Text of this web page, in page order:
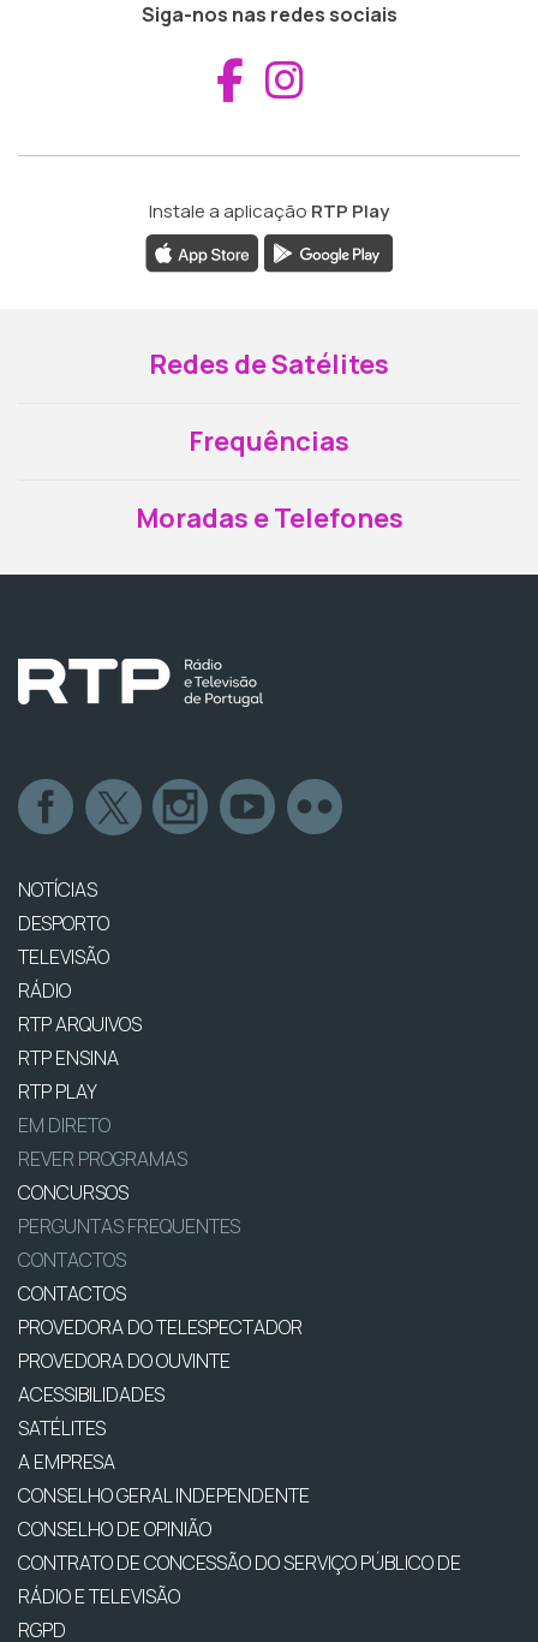
Siga-nos nas redes sociais
Aceder ao
Instale a aplicação RTP Play
Redes de Satélites
Frequências
Moradas e Telefones
NOTÍCIAS
DESPORTO
TELEVISÃO
RÁDIO
RTP ARQUIVOS
RTP ENSINA
RTP PLAY
EM DIRETO
REVER PROGRAMAS
CONCURSOS
PERGUNTAS FREQUENTES
CONTACTOS
CONTACTOS
PROVEDORA DO TELESPECTADOR
PROVEDORA DO OUVINTE
ACESSIBILIDADES
SATÉLITES
A EMPRESA
CONSELHO GERAL INDEPENDENTE
CONSELHO DE OPINIÃO
CONTRATO DE CONCESSÃO DO SERVIÇO PÚBLICO DE
RÁDIO E TELEVISÃO
RGPD